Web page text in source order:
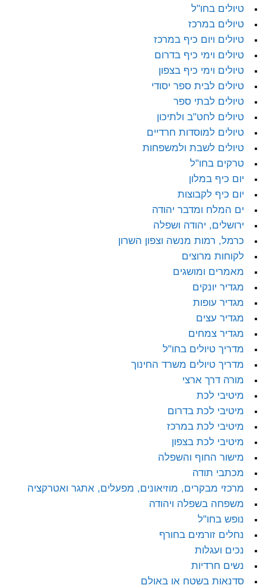
טיולים בחו"ל
טיולים במרכז
טיולים ויום כיף במרכז
טיולים וימי כיף בדרום
טיולים וימי כיף בצפון
טיולים לבית ספר יסודי
טיולים לבתי ספר
טיולים לחט"ב ולתיכון
טיולים למוסדות חרדיים
טיולים לשבת ולמשפחות
טרקים בחו"ל
יום כיף במלון
יום כיף לקבוצות
ים המלח ומדבר יהודה
ירושלים, יהודה ושפלה
כרמל, רמות מנשה וצפון השרון
לקוחות מרוצים
מאמרים ומושגים
מגדיר יונקים
מגדיר עופות
מגדיר עצים
מגדיר צמחים
מדריך טיולים בחו"ל
מדריך טיולים משרד החינוך
מורה דרך ארצי
מיטיבי לכת
מיטיבי לכת בדרום
מיטיבי לכת במרכז
מיטיבי לכת בצפון
מישור החוף והשפלה
מכתבי תודה
מרכזי מבקרים, מוזיאונים, מפעלים, אתגר ואטרקציה
משפחה בשפלה ויהודה
נופש בחו"ל
נחלים זורמים בחורף
נכים ועגלות
נשים חרדיות
סדנאות בשטח או באולם